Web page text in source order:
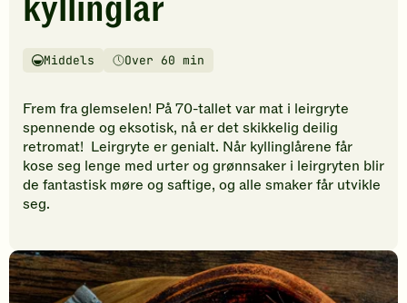
vurderinger.
den
til
å
vurdere
denne
oppskriften.
Vanskelighetsgrad
Middels
TilberedningstidOver 60 min
Frem fra glemselen! På 70-tallet var mat i leirgryte
spennende og eksotisk, nå er det skikkelig deilig
retromat! Leirgryte er genialt. Når kyllinglårene får
kose seg lenge med urter og grønnsaker i leirgryten blir
de fantastisk møre og saftige, og alle smaker får utvikle
seg.